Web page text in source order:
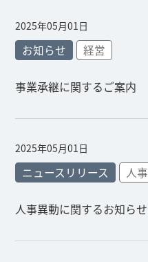
2025年05月01日
お知らせ 経営
事業承継に関するご案内
2025年05月01日
ニュースリリース 人事
人事異動に関するお知らせ